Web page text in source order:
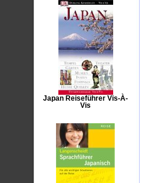
Japan Reiseführer Vis-À-
Vis